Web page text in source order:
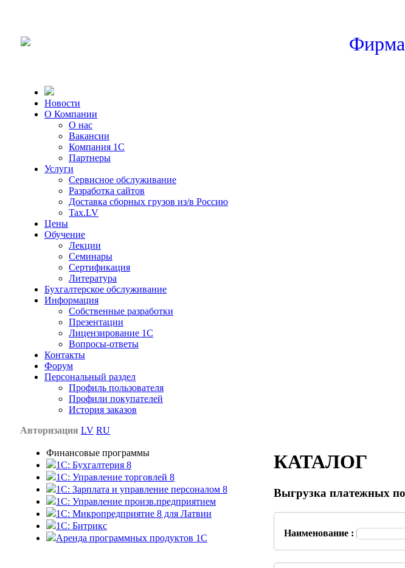
Фирма
Новости
О Компании
О нас
Вакансии
Компания 1С
Партнеры
Услуги
Сервисное обслуживание
Разработка сайтов
Доставка сборных грузов из/в Россию
Tax.LV
Цены
Обучение
Лекции
Семинары
Сертификация
Литература
Бухгалтерское обслуживание
Информация
Собственные разработки
Презентации
Лицензирование 1С
Вопросы-ответы
Контакты
Форум
Персональный раздел
Профиль пользователя
Профили покупателей
История заказов
Авторизация LV RU
Финансовые программы
1С: Бухгалтерия 8
1C: Управление торговлей 8
1C: Зарплата и управление персоналом 8
1C: Управление произв.предприятием
1С: Микропредприятие 8 для Латвии
1C: Битрикс
Аренда программных продуктов 1С
КАТАЛОГ
Выгрузка платежных
Наименование :